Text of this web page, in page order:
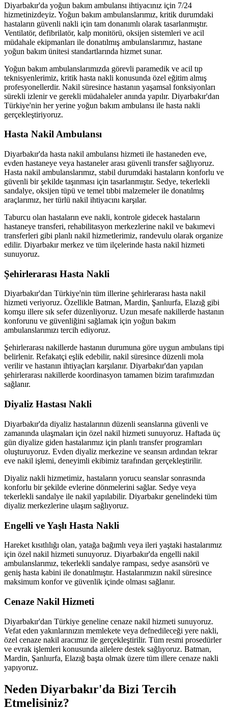
Diyarbakır'da yoğun bakım ambulansı ihtiyacınız için 7/24
hizmetinizdeyiz. Yoğun bakım ambulanslarımız, kritik durumdaki
hastaların güvenli nakli için tam donanımlı olarak tasarlanmıştır.
Ventilatör, defibrilatör, kalp monitörü, oksijen sistemleri ve acil
müdahale ekipmanları ile donatılmış ambulanslarımız, hastane
yoğun bakım ünitesi standartlarında hizmet sunar.
Yoğun bakım ambulanslarımızda görevli paramedik ve acil tıp
teknisyenlerimiz, kritik hasta nakli konusunda özel eğitim almış
profesyonellerdir. Nakil süresince hastanın yaşamsal fonksiyonları
sürekli izlenir ve gerekli müdahaleler anında yapılır. Diyarbakır'dan
Türkiye'nin her yerine yoğun bakım ambulansı ile hasta nakli
gerçekleştiriyoruz.
Hasta Nakil Ambulansı
Diyarbakır'da hasta nakil ambulansı hizmeti ile hastaneden eve,
evden hastaneye veya hastaneler arası güvenli transfer sağlıyoruz.
Hasta nakil ambulanslarımız, stabil durumdaki hastaların konforlu ve
güvenli bir şekilde taşınması için tasarlanmıştır. Sedye, tekerlekli
sandalye, oksijen tüpü ve temel tıbbi malzemeler ile donatılmış
araçlarımız, her türlü nakil ihtiyacını karşılar.
Taburcu olan hastaların eve nakli, kontrole gidecek hastaların
hastaneye transferi, rehabilitasyon merkezlerine nakil ve bakımevi
transferleri gibi planlı nakil hizmetlerimiz, randevulu olarak organize
edilir. Diyarbakır merkez ve tüm ilçelerinde hasta nakil hizmeti
sunuyoruz.
Şehirlerarası Hasta Nakli
Diyarbakır'dan Türkiye'nin tüm illerine şehirlerarası hasta nakil
hizmeti veriyoruz. Özellikle Batman, Mardin, Şanlıurfa, Elazığ gibi
komşu illere sık sefer düzenliyoruz. Uzun mesafe nakillerde hastanın
konforunu ve güvenliğini sağlamak için yoğun bakım
ambulanslarımızı tercih ediyoruz.
Şehirlerarası nakillerde hastanın durumuna göre uygun ambulans tipi
belirlenir. Refakatçi eşlik edebilir, nakil süresince düzenli mola
verilir ve hastanın ihtiyaçları karşılanır. Diyarbakır'dan yapılan
şehirlerarası nakillerde koordinasyon tamamen bizim tarafımızdan
sağlanır.
Diyaliz Hastası Nakli
Diyarbakır'da diyaliz hastalarının düzenli seanslarına güvenli ve
zamanında ulaşmaları için özel nakil hizmeti sunuyoruz. Haftada üç
gün diyalize giden hastalarımız için planlı transfer programları
oluşturuyoruz. Evden diyaliz merkezine ve seansın ardından tekrar
eve nakil işlemi, deneyimli ekibimiz tarafından gerçekleştirilir.
Diyaliz nakli hizmetimiz, hastaların yorucu seanslar sonrasında
konforlu bir şekilde evlerine dönmelerini sağlar. Sedye veya
tekerlekli sandalye ile nakil yapılabilir. Diyarbakır genelindeki tüm
diyaliz merkezlerine ulaşım sağlıyoruz.
Engelli ve Yaşlı Hasta Nakli
Hareket kısıtlılığı olan, yatağa bağımlı veya ileri yaştaki hastalarımız
için özel nakil hizmeti sunuyoruz. Diyarbakır'da engelli nakil
ambulanslarımız, tekerlekli sandalye rampası, sedye asansörü ve
geniş hasta kabini ile donatılmıştır. Hastalarımızın nakil süresince
maksimum konfor ve güvenlik içinde olması sağlanır.
Cenaze Nakil Hizmeti
Diyarbakır'dan Türkiye geneline cenaze nakil hizmeti sunuyoruz.
Vefat eden yakınlarınızın memlekete veya defnedileceği yere nakli,
özel cenaze nakil aracımız ile gerçekleştirilir. Tüm resmi prosedürler
ve evrak işlemleri konusunda ailelere destek sağlıyoruz. Batman,
Mardin, Şanlıurfa, Elazığ başta olmak üzere tüm illere cenaze nakli
yapıyoruz.
Neden Diyarbakır'da Bizi Tercih
Etmelisiniz?